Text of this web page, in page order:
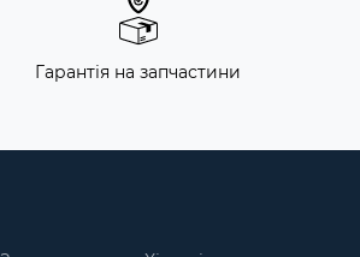
Гарантія на запчастини